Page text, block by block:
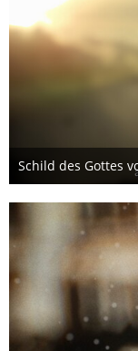
Schild des Gottes
28. Mai